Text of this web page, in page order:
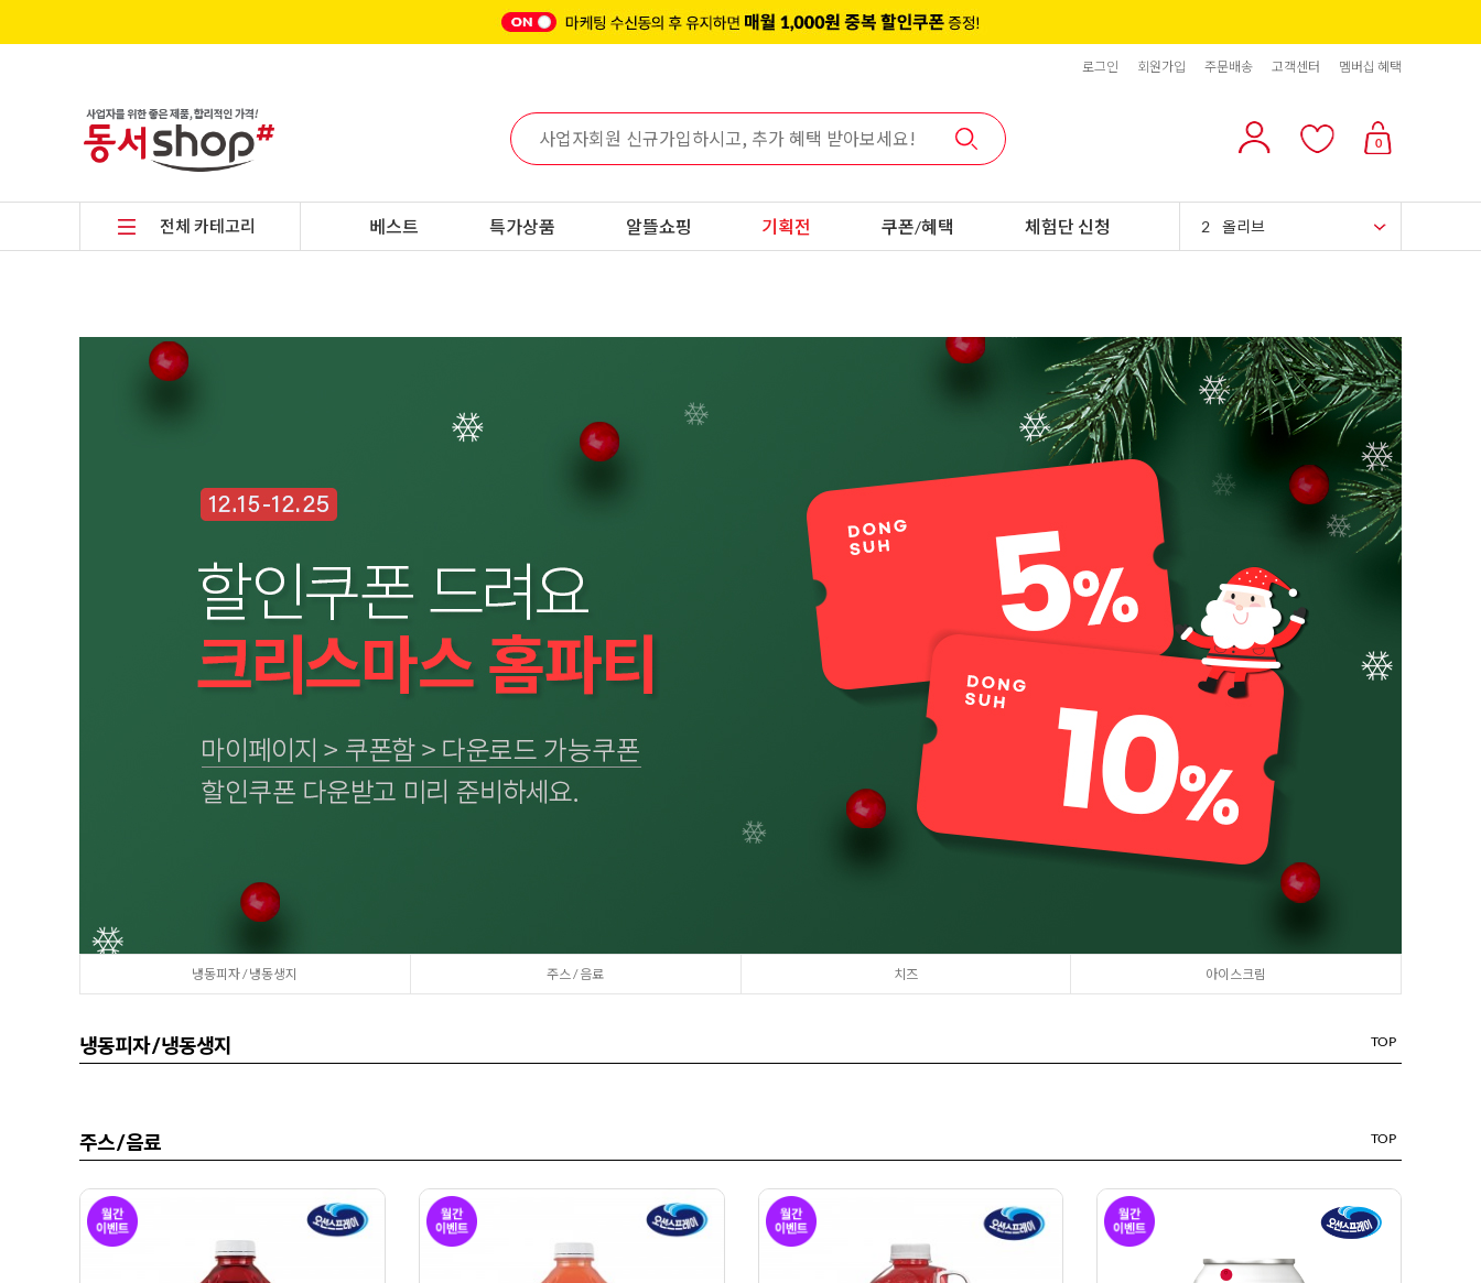
로그인 회원가입 주문배송 고객센터 멤버십 혜택
0
전체 카테고리 베스트 특가상품 알뜰쇼핑 기획전 쿠폰/혜택 체험단 신청
리치스 올리브
2 올리브
파인애플
슈가시럽
10 리치스 올리브
1 그래놀라
냉동피자 / 냉동생지 주스 / 음료 치즈 아이스크림
냉동피자 / 냉동생지 TOP
주스 / 음료 TOP